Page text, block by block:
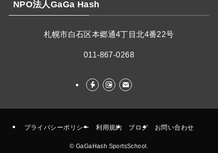
NPO法人GaGa Hash
札幌市白石区本郷通4丁目北4番22号
011-867-0268
プライバシーポリシー 利用規約 ブログ お問い合わせ
© GaGaHash SportsSchool.